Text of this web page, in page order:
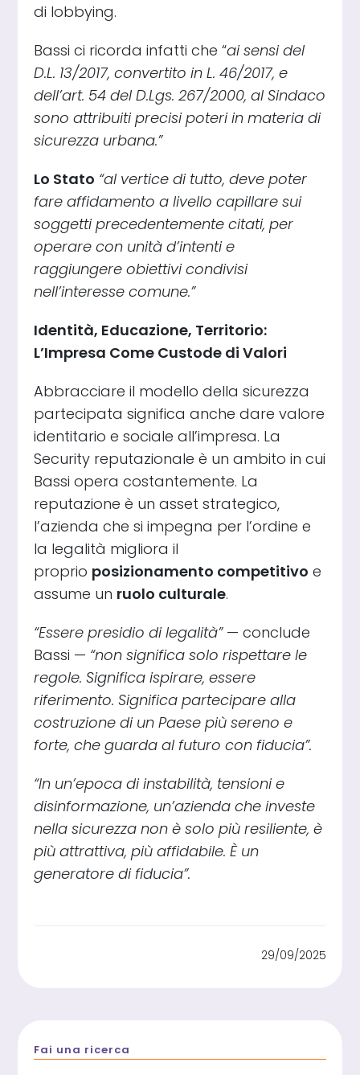
di lobbying.
Bassi ci ricorda infatti che “ai sensi del
D.L. 13/2017, convertito in L. 46/2017, e
dell’art. 54 del D.Lgs. 267/2000, al Sindaco
sono attribuiti precisi poteri in materia di
sicurezza urbana.”
Lo Stato “al vertice di tutto, deve poter
fare affidamento a livello capillare sui
soggetti precedentemente citati, per
operare con unità d’intenti e
raggiungere obiettivi condivisi
nell’interesse comune.”
Identità, Educazione, Territorio:
L’Impresa Come Custode di Valori
Abbracciare il modello della sicurezza
partecipata significa anche dare valore
identitario e sociale all’impresa. La
Security reputazionale è un ambito in cui
Bassi opera costantemente. La
reputazione è un asset strategico,
l’azienda che si impegna per l’ordine e
la legalità migliora il
proprio posizionamento competitivo e
assume un ruolo culturale.
“Essere presidio di legalità”— conclude
Bassi — “non significa solo rispettare le
regole. Significa ispirare, essere
riferimento. Significa partecipare alla
costruzione di un Paese più sereno e
forte, che guarda al futuro con fiducia”.
“In un’epoca di instabilità, tensioni e
disinformazione, un’azienda che investe
nella sicurezza non è solo più resiliente, è
più attrattiva, più affidabile. È un
generatore di fiducia”.
29/09/2025
Fai una ricerca